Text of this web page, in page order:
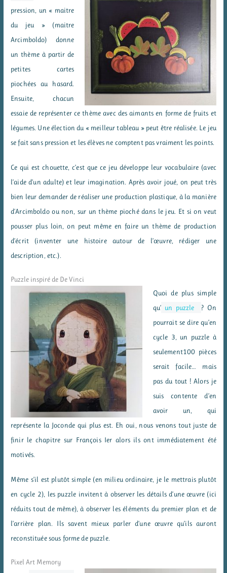
pression, un « maitre
du jeu » (maitre
Arcimboldo) donne
un thème à partir de
petites cartes
piochées au hasard.
Ensuite, chacun
essaie de représenter ce thème avec des aimants en forme de fruits et
légumes. Une élection du « meilleur tableau » peut être réalisée. Le jeu
se fait sans pression et les élèves ne comptent pas vraiment les points.
Ce qui est chouette, c’est que ce jeu développe leur vocabulaire (avec
l’aide d’un adulte) et leur imagination. Après avoir joué, on peut très
bien leur demander de réaliser une production plastique, à la manière
d’Arcimboldo ou non, sur un thème pioché dans le jeu. Et si on veut
pousser plus loin, on peut même en faire un thème de production
d’écrit (inventer une histoire autour de l’œuvre, rédiger une
description, etc.).
Puzzle inspiré de De Vinci
Quoi de plus simple
qu’ un puzzle
? On
pourrait se dire qu’en
cycle 3, un puzzle à
seulement100 pièces
serait facile… mais
pas du tout ! Alors je
suis contente d’en
avoir un, qui
représente la Joconde qui plus est. Eh oui, nous venons tout juste de
finir le chapitre sur François Ier alors ils ont immédiatement été
motivés.
Même s’il est plutôt simple (en milieu ordinaire, je le mettrais plutôt
en cycle 2), les puzzle invitent à observer les détails d’une œuvre (ici
réduits tout de même), à observer les éléments du premier plan et de
l’arrière plan. Ils savent mieux parler d’une œuvre qu’ils auront
reconstituée sous forme de puzzle.
Pixel Art Memory